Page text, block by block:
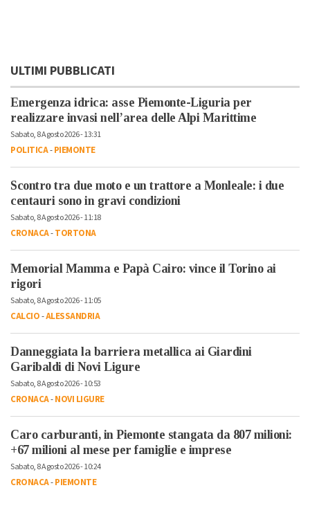
ULTIMI PUBBLICATI
Emergenza idrica: asse Piemonte-Liguria per
realizzare invasi nell’area delle Alpi Marittime
Sabato, 8 Agosto 2026 - 13:31
POLITICA-PIEMONTE
Scontro tra due moto e un trattore a Monleale: i due
centauri sono in gravi condizioni
Sabato, 8 Agosto 2026 - 11:18
CRONACA-TORTONA
Memorial Mamma e Papà Cairo: vince il Torino ai
rigori
Sabato, 8 Agosto 2026 - 11:05
CALCIO-ALESSANDRIA
Danneggiata la barriera metallica ai Giardini
Garibaldi di Novi Ligure
Sabato, 8 Agosto 2026 - 10:53
CRONACA-NOVI LIGURE
Caro carburanti, in Piemonte stangata da 807 milioni:
+67 milioni al mese per famiglie e imprese
Sabato, 8 Agosto 2026 - 10:24
CRONACA-PIEMONTE